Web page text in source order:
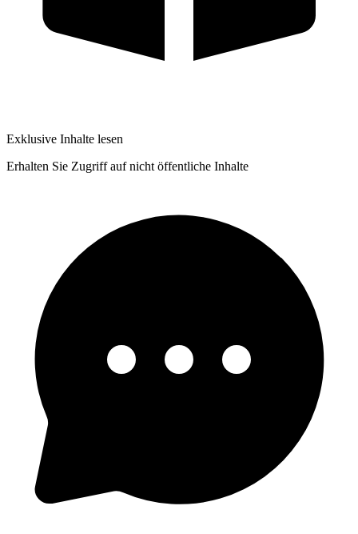
Exklusive Inhalte lesen
Erhalten Sie Zugriff auf nicht öffentliche Inhalte